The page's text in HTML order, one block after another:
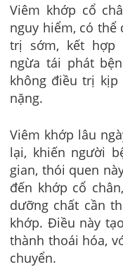
Viêm khớp cổ
nguy hiểm, có
trị sớm, kết hợp
ngừa tái phát
không điều trị
nặng.
Viêm khớp lâu
lại, khiến người
gian, thói quen
đến khớp cổ
dưỡng chất cần
khớp. Điều này
thành thoái hóa,
chuyển.